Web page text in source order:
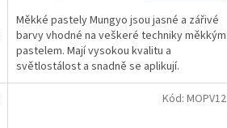
Měkké pastely Mungyo jsou jasné a zářivé
barvy vhodné na veškeré techniky měkkým
pastelem. Mají vysokou kvalitu a
světlostálost a snadně se aplikují.
Kód: MOPV12